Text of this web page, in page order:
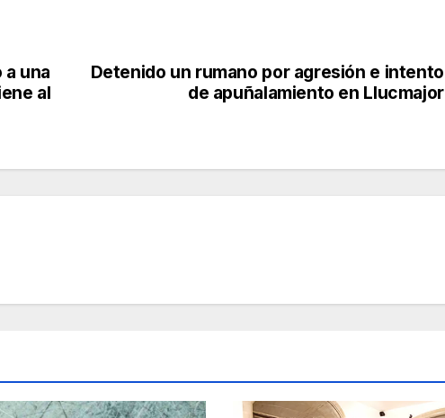
Detenido un rumano por agresión e intento
de apuñalamiento en Llucmajor
a una
al